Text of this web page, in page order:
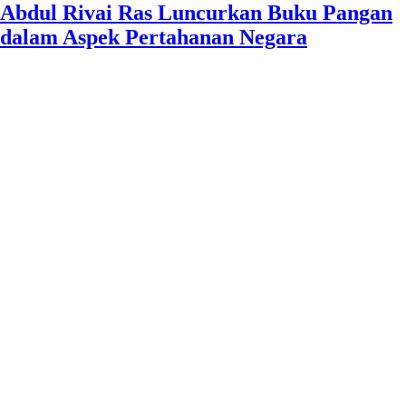
Abdul Rivai Ras Luncurkan Buku Pangan
dalam Aspek Pertahanan Negara